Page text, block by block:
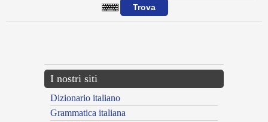
I nostri siti
Dizionario italiano
Grammatica italiana